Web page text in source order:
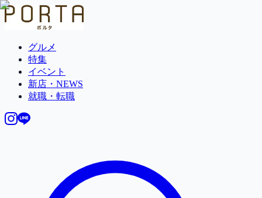
グルメ
特集
イベント
新店・NEWS
就職・転職